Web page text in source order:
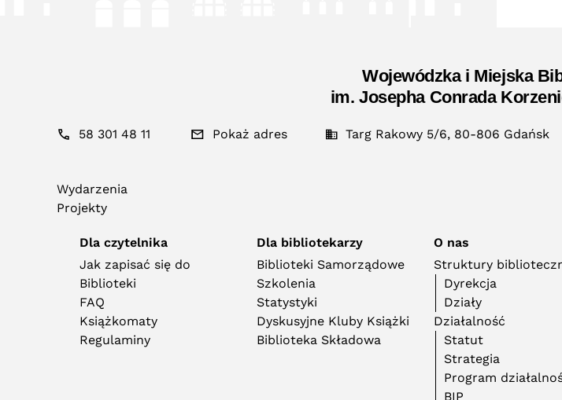
Wojewódzka i Miejska
im. Josepha Conrada
58 301 48 11 Pokaż adres Targ Rakowy 5/6, 80-806 Gdańsk
Wydarzenia
Projekty
Dla czytelnika
Jak zapisać się do
Biblioteki
FAQ
Książkomaty
Regulaminy
Dla bibliotekarzy
Biblioteki Samorządowe
Szkolenia
Statystyki
Dyskusyjne Kluby Książki
Biblioteka Składowa
O nas
Struktury
Dyrekcja
Działy
Działalność
Statut
Strategia
Program
BIP